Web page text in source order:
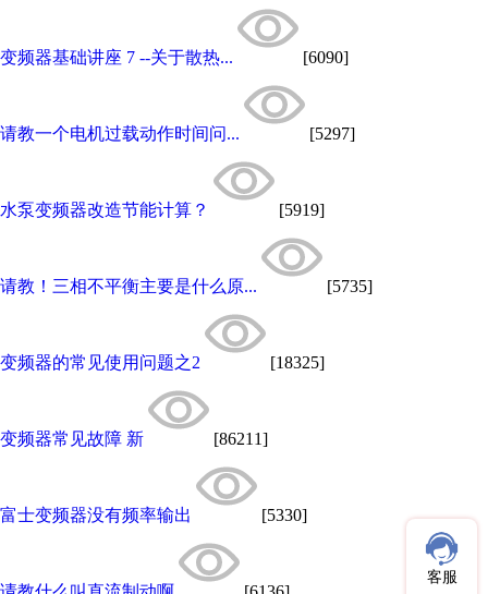
变频器基础讲座 7 --关于散热... [6090]
请教一个电机过载动作时间问... [5297]
水泵变频器改造节能计算？ [5919]
请教！三相不平衡主要是什么原... [5735]
变频器的常见使用问题之2 [18325]
变频器常见故障 新 [86211]
富士变频器没有频率输出 [5330]
客服